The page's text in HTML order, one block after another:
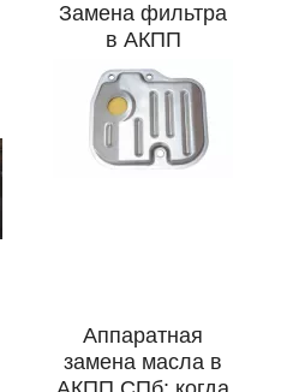
Замена фильтра
в АКПП
Аппаратная
замена масла в